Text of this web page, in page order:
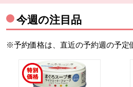
今週の注目品
※予約価格は、直近の予約週の予定